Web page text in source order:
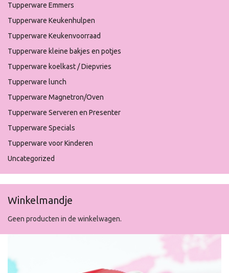
Tupperware Emmers
Tupperware Keukenhulpen
Tupperware Keukenvoorraad
Tupperware kleine bakjes en potjes
Tupperware koelkast / Diepvries
Tupperware lunch
Tupperware Magnetron/Oven
Tupperware Serveren en Presenter
Tupperware Specials
Tupperware voor Kinderen
Uncategorized
Winkelmandje
Geen producten in de winkelwagen.